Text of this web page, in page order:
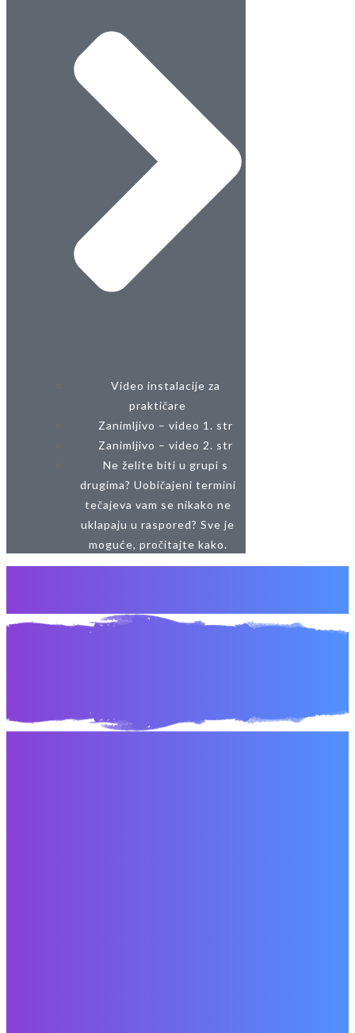
Video instalacije za
praktičare
Zanimljivo – video 1. str
Zanimljivo – video 2. str
Ne želite biti u grupi s
drugima? Uobičajeni termini
tečajeva vam se nikako ne
uklapaju u raspored? Sve je
moguće, pročitajte kako.